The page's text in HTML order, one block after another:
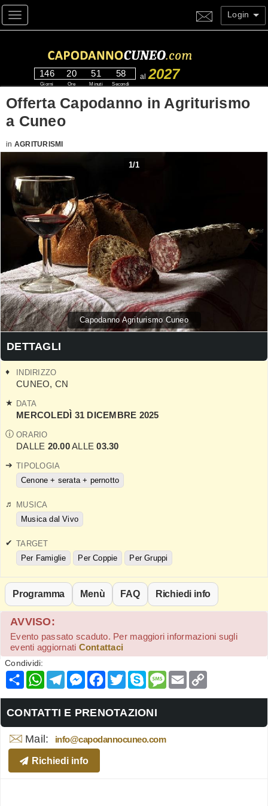
Toggle navigation Login
146
Giorni
20
Ore
51
Minuti
58
Secondi
al 2027
Offerta Capodanno in Agriturismo
a Cuneo
in AGRITURISMI
1/1
Capodanno Agriturismo Cuneo
DETTAGLI
INDIRIZZO
CUNEO, CN
DATA
MERCOLEDÌ 31 DICEMBRE 2025
ORARIO
DALLE 20.00ALLE03.30
TIPOLOGIA
Cenone + serata + pernotto
MUSICA
Musica dal Vivo
TARGET
Per Famiglie
Per Coppie Per Gruppi
Programma Menù FAQ Richiedi info
AVVISO:
Evento passato scaduto. Per maggiori informazioni sugli
eventi aggiornati Contattaci
Condividi:
Condividi
WhatsApp
Telegram
Messenger
Facebook
TwitterSkypeMessage
Email
CONTATTI E PRENOTAZIONI
Mail: info@capodannocuneo.com
Richiedi info